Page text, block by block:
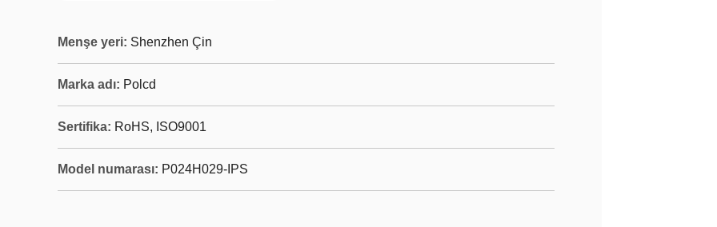
Menşe yeri: Shenzhen Çin
Marka adı: Polcd
Sertifika: RoHS, ISO9001
Model numarası: P024H029-IPS